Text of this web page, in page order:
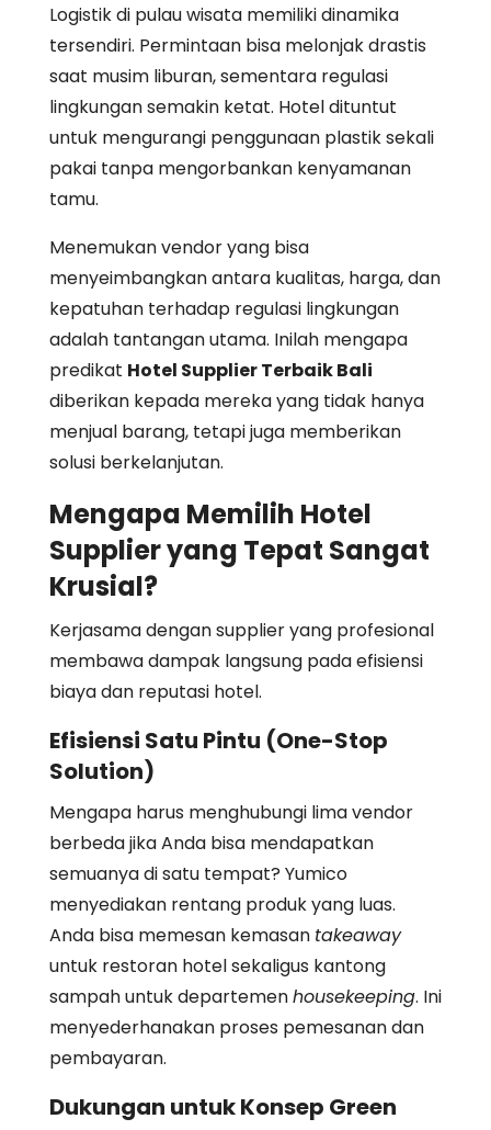
Logistik di pulau wisata memiliki dinamika
tersendiri. Permintaan bisa melonjak drastis
saat musim liburan, sementara regulasi
lingkungan semakin ketat. Hotel dituntut
untuk mengurangi penggunaan plastik sekali
pakai tanpa mengorbankan kenyamanan
tamu.
Menemukan vendor yang bisa
menyeimbangkan antara kualitas, harga, dan
kepatuhan terhadap regulasi lingkungan
adalah tantangan utama. Inilah mengapa
predikat Hotel Supplier Terbaik Bali
diberikan kepada mereka yang tidak hanya
menjual barang, tetapi juga memberikan
solusi berkelanjutan.
Mengapa Memilih Hotel
Supplier yang Tepat Sangat
Krusial?
Kerjasama dengan supplier yang profesional
membawa dampak langsung pada efisiensi
biaya dan reputasi hotel.
Efisiensi Satu Pintu (One-Stop
Solution)
Mengapa harus menghubungi lima vendor
berbeda jika Anda bisa mendapatkan
semuanya di satu tempat? Yumico
menyediakan rentang produk yang luas.
Anda bisa memesan kemasan takeaway
untuk restoran hotel sekaligus kantong
sampah untuk departemenhousekeeping. Ini
menyederhanakan proses pemesanan dan
pembayaran.
Dukungan untuk Konsep Green